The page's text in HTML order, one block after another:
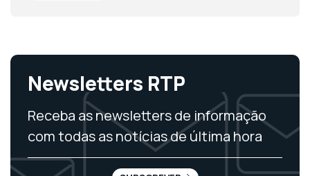
Newsletters RTP
Receba as newsletters de informação
com todas as notícias de última hora